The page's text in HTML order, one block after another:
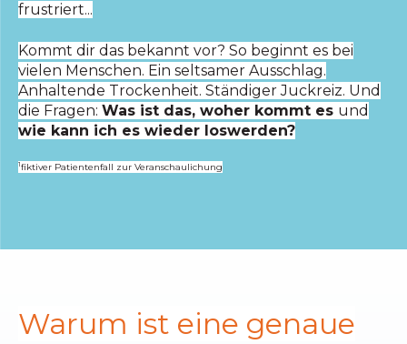
frustriert...
Kommt dir das bekannt vor? So beginnt es bei
vielen Menschen. Ein seltsamer Ausschlag.
Anhaltende Trockenheit. Ständiger Juckreiz. Und
die Fragen: Was ist das, woher kommt es und
wie kann ich es wieder loswerden?
1fiktiver Patientenfall zur Veranschaulichung
Warum ist eine genaue